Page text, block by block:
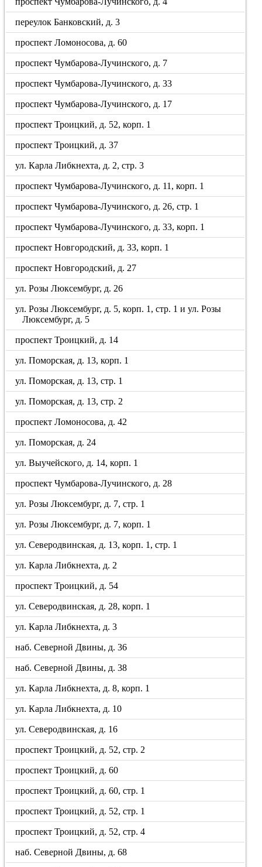
переулок Банковский, д. 3
проспект Ломоносова, д. 60
проспект Чумбарова-Лучинского, д. 7
проспект Чумбарова-Лучинского, д. 33
проспект Чумбарова-Лучинского, д. 17
проспект Троицкий, д. 52, корп. 1
проспект Троицкий, д. 37
ул. Карла Либкнехта, д. 2, стр. 3
проспект Чумбарова-Лучинского, д. 11, корп. 1
проспект Чумбарова-Лучинского, д. 26, стр. 1
проспект Чумбарова-Лучинского, д. 33, корп. 1
проспект Новгородский, д. 33, корп. 1
проспект Новгородский, д. 27
ул. Розы Люксембург, д. 26
ул. Розы Люксембург, д. 5, корп. 1, стр. 1 и ул. Розы
Люксембург, д. 5
проспект Троицкий, д. 14
ул. Поморская, д. 13, корп. 1
ул. Поморская, д. 13, стр. 1
ул. Поморская, д. 13, стр. 2
проспект Ломоносова, д. 42
ул. Поморская, д. 24
ул. Выучейского, д. 14, корп. 1
проспект Чумбарова-Лучинского, д. 28
ул. Розы Люксембург, д. 7, стр. 1
ул. Розы Люксембург, д. 7, корп. 1
ул. Северодвинская, д. 13, корп. 1, стр. 1
ул. Карла Либкнехта, д. 2
проспект Троицкий, д. 54
ул. Северодвинская, д. 28, корп. 1
ул. Карла Либкнехта, д. 3
наб. Северной Двины, д. 36
наб. Северной Двины, д. 38
ул. Карла Либкнехта, д. 8, корп. 1
ул. Карла Либкнехта, д. 10
ул. Северодвинская, д. 16
проспект Троицкий, д. 52, стр. 2
проспект Троицкий, д. 60
проспект Троицкий, д. 60, стр. 1
проспект Троицкий, д. 52, стр. 1
проспект Троицкий, д. 52, стр. 4
наб. Северной Двины, д. 68